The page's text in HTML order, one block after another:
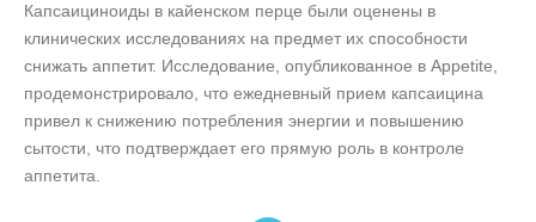
Капсаициноиды в кайенском перце были оценены в
клинических исследованиях на предмет их способности
снижать аппетит. Исследование, опубликованное в Appetite,
продемонстрировало, что ежедневный прием капсаицина
привел к снижению потребления энергии и повышению
сытости, что подтверждает его прямую роль в контроле
аппетита.